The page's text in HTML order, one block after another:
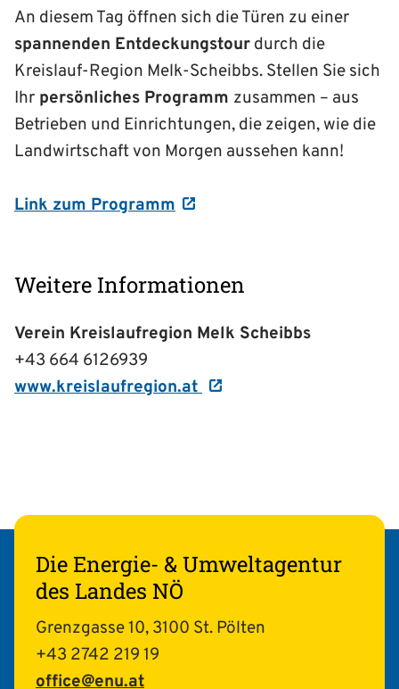
An diesem Tag öffnen sich die Türen zu einer
spannenden Entdeckungstour durch die
Kreislauf-Region Melk-Scheibbs. Stellen Sie sich
Ihr persönliches Programm zusammen – aus
Betrieben und Einrichtungen, die zeigen, wie die
Landwirtschaft von Morgen aussehen kann!
Link zum Programm
Weitere Informationen
Verein Kreislaufregion Melk Scheibbs
+43 664 6126939
www.kreislaufregion.at
Die Energie- & Umweltagentur
des Landes NÖ
Grenzgasse 10, 3100 St. Pölten
+43 2742 219 19
office@enu.at